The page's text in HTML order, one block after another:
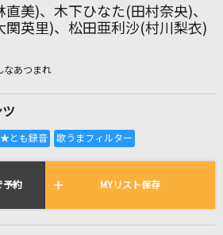
ラオケ店舗検索
オケリクエスト
全国りれき
美)、木下ひなた(田村奈央)、
関英里)、松田亜利沙(村川梨衣)
なあつまれ
予約 MYリスト保存